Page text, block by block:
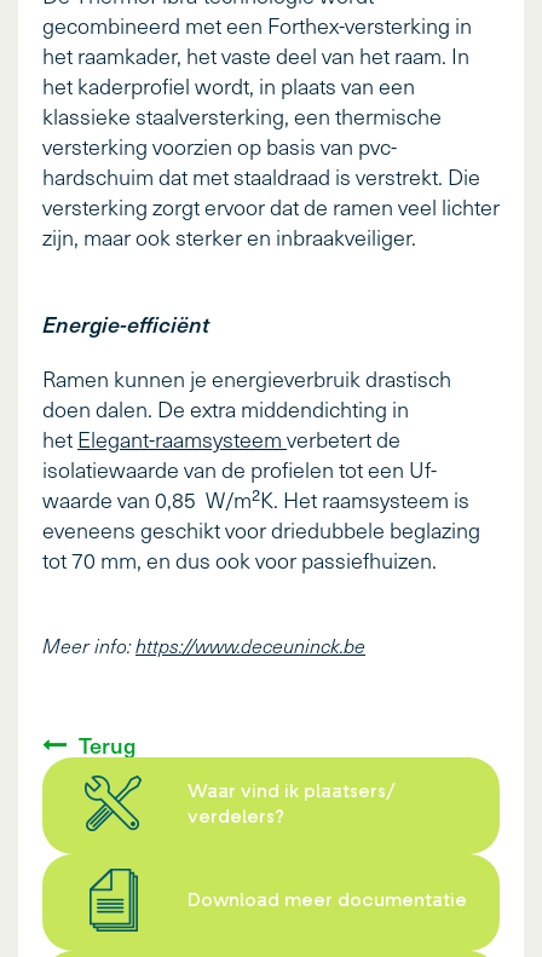
gecombineerd met een Forthex-versterking in
het raamkader, het vaste deel van het raam. In
het kaderprofiel wordt, in plaats van een
klassieke staalversterking, een thermische
versterking voorzien op basis van pvc-
hardschuim dat met staaldraad is verstrekt. Die
versterking zorgt ervoor dat de ramen veel lichter
zijn, maar ook sterker en inbraakveiliger.
Energie-efficiënt
Ramen kunnen je energieverbruik drastisch
doen dalen. De extra middendichting in
het Elegant-raamsysteem verbetert de
isolatiewaarde van de profielen tot een Uf-
waarde van 0,85 W/m²K. Het raamsysteem is
eveneens geschikt voor driedubbele beglazing
tot 70 mm, en dus ook voor passiefhuizen.
Meer info:https://www.deceuninck.be
Terug
Waar vind ik plaatsers/
verdelers?
Download meer documentatie